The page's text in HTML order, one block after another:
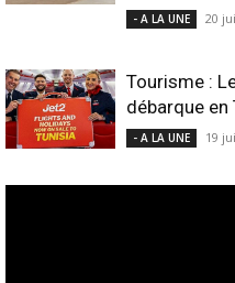
- A LA UNE 20
Tourisme :
débarque en
- A LA UNE 19